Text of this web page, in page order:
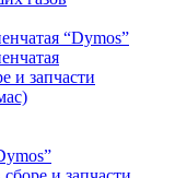
“Dymos”
и запчасти